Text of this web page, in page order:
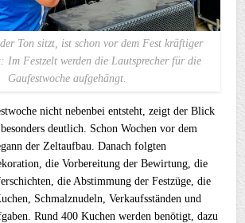
Ton sitzt, ist schon vor dem Fest kräftiger
Im Festzelt werden die Lautsprecher für die
Gaufestwoche aufgehängt.
nicht nebenbei entsteht, zeigt der Blick
deutlich. Schon Wochen vor dem
der Zeltaufbau. Danach folgten
die Vorbereitung der Bewirtung, die
die Abstimmung der Festzüge, die
Schmalznudeln, Verkaufsständen und
Rund 400 Kuchen werden benötigt, dazu